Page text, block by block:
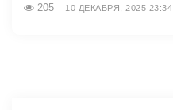
205 10 ДЕКАБРЯ, 2025 23:34